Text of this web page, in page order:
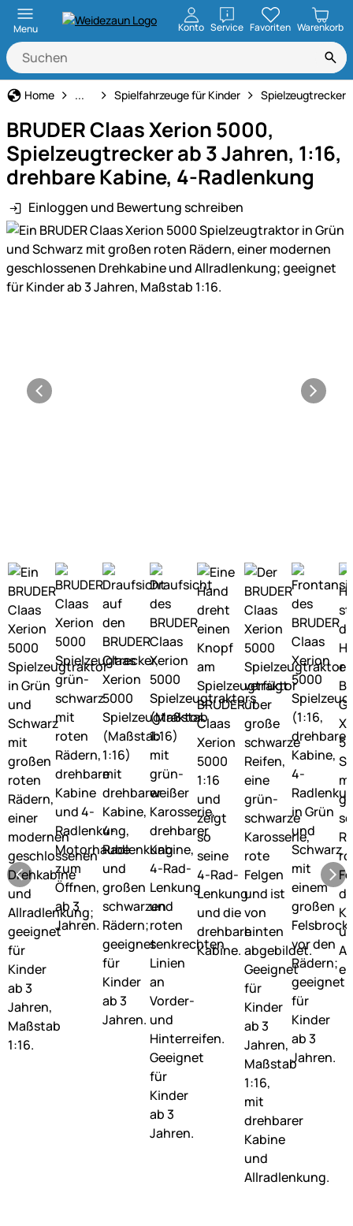
Menu Konto ServiceöffnenFavoriten Warenkorb
Home Freizeit & Hobby
... Spielfahrzeuge für Kinder Spielzeugtrecker
BRUDER Claas Xerion 5000,
Spielzeugtrecker ab 3 Jahren, 1:16,
drehbare Kabine, 4-Radlenkung
Einloggen und Bewertung schreiben
Produktgalerie